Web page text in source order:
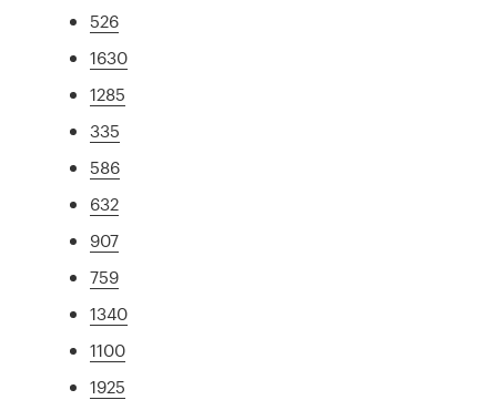
526
1630
1285
335
586
632
907
759
1340
1100
1925